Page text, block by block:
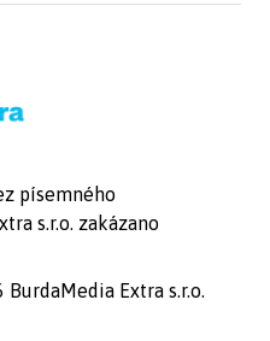
písemného
s.r.o. zakázano
Extra s.r.o.